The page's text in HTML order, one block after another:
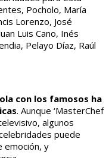
Pocholo, María
Lorenzo, José
Luis Cano, Inés
Pelayo Díaz, Raúl
con los famosos ha
. Aunque ‘MasterChef
algunos
puede
emoción, y